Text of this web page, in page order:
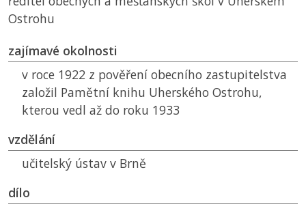
Ostrohu
zajímavé okolnosti
v roce 1922 z pověření obecního zastupitelstva
založil Pamětní knihu Uherského Ostrohu,
kterou vedl až do roku 1933
vzdělání
učitelský ústav v Brně
dílo